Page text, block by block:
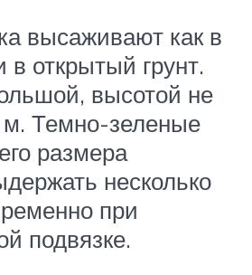
высаживают как в
в открытый грунт.
высотой не
Темно-зеленые
размера
несколько
при
подвязке.